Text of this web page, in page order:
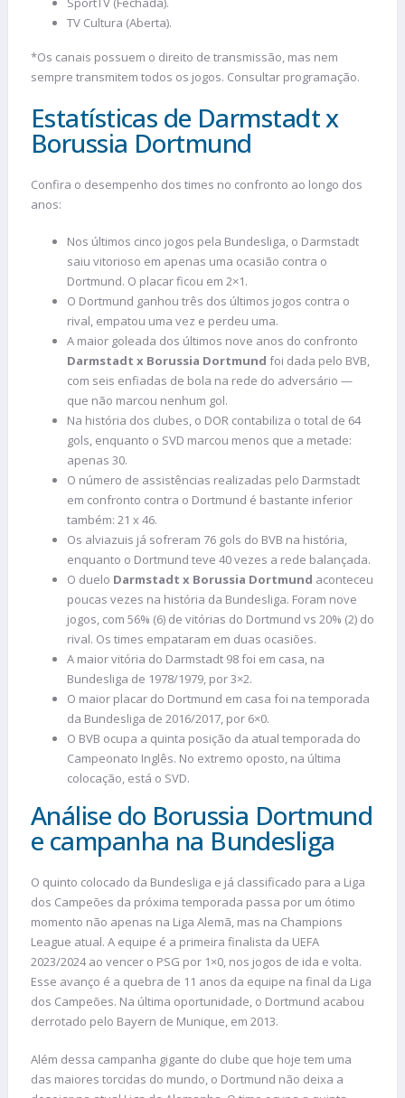
TV Cultura (Aberta).
*Os canais possuem o direito de transmissão, mas nem
sempre transmitem todos os jogos. Consultar programação.
Estatísticas de Darmstadt x
Borussia Dortmund
Confira o desempenho dos times no confronto ao longo dos
anos:
Nos últimos cinco jogos pela Bundesliga, o Darmstadt
saiu vitorioso em apenas uma ocasião contra o
Dortmund. O placar ficou em 2×1.
O Dortmund ganhou três dos últimos jogos contra o
rival, empatou uma vez e perdeu uma.
A maior goleada dos últimos nove anos do confronto
Darmstadt x Borussia Dortmund foi dada pelo BVB,
com seis enfiadas de bola na rede do adversário —
que não marcou nenhum gol.
Na história dos clubes, o DOR contabiliza o total de 64
gols, enquanto o SVD marcou menos que a metade:
apenas 30.
O número de assistências realizadas pelo Darmstadt
em confronto contra o Dortmund é bastante inferior
também: 21 x 46.
Os alviazuis já sofreram 76 gols do BVB na história,
enquanto o Dortmund teve 40 vezes a rede balançada.
O duelo Darmstadt x Borussia Dortmund aconteceu
poucas vezes na história da Bundesliga. Foram nove
jogos, com 56% (6) de vitórias do Dortmund vs 20% (2) do
rival. Os times empataram em duas ocasiões.
A maior vitória do Darmstadt 98 foi em casa, na
Bundesliga de 1978/1979, por 3×2.
O maior placar do Dortmund em casa foi na temporada
da Bundesliga de 2016/2017, por 6×0.
O BVB ocupa a quinta posição da atual temporada do
Campeonato Inglês. No extremo oposto, na última
colocação, está o SVD.
Análise do Borussia Dortmund
e campanha na Bundesliga
O quinto colocado da Bundesliga e já classificado para a Liga
dos Campeões da próxima temporada passa por um ótimo
momento não apenas na Liga Alemã, mas na Champions
League atual. A equipe é a primeira finalista da UEFA
2023/2024 ao vencer o PSG por 1×0, nos jogos de ida e volta.
Esse avanço é a quebra de 11 anos da equipe na final da Liga
dos Campeões. Na última oportunidade, o Dortmund acabou
derrotado pelo Bayern de Munique, em 2013.
Além dessa campanha gigante do clube que hoje tem uma
das maiores torcidas do mundo, o Dortmund não deixa a